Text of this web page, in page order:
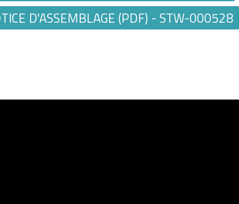
D'ASSEMBLAGE (PDF) - STW-000528